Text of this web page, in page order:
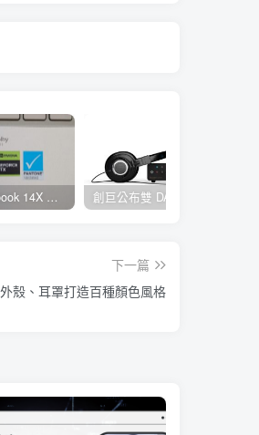
華碩 Zenbook 14X OLED ( UX3404 )輕薄獨顯筆電評測，電漿陶瓷鋁合金上蓋與 2.8K 120Hz OLED 窄框螢幕是亮點
下一篇
殼、耳罩打造百種顏色風格